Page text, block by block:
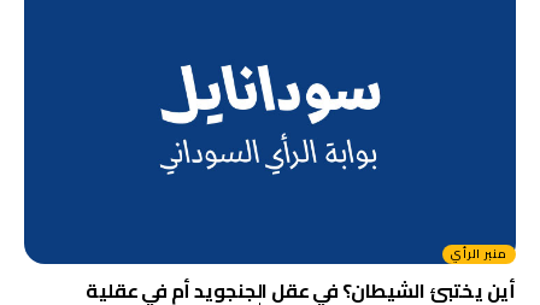
منبر الرأي
أين يختبئ الشيطان؟ في عقل الجنجويد أم في عقلية